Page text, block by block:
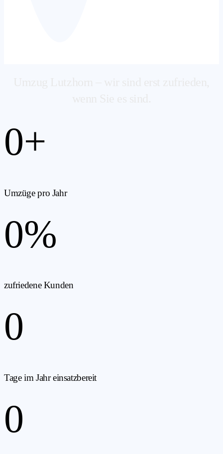
0+
Umzüge pro Jahr
0%
zufriedene Kunden
0
Tage im Jahr einsatzbereit
0